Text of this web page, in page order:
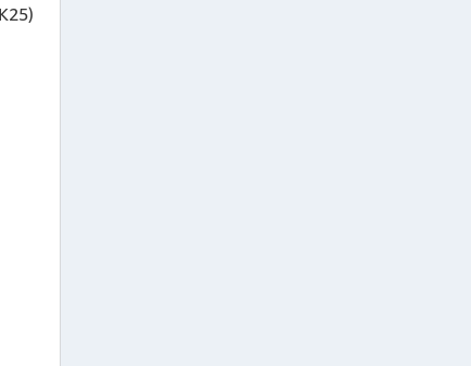
(AK25) يشمل جميع الفعاليات.